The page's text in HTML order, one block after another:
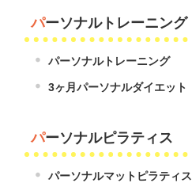
パーソナルトレーニング
パーソナルトレーニング
3ヶ月パーソナルダイエット
パーソナルピラティス
パーソナルマットピラティス